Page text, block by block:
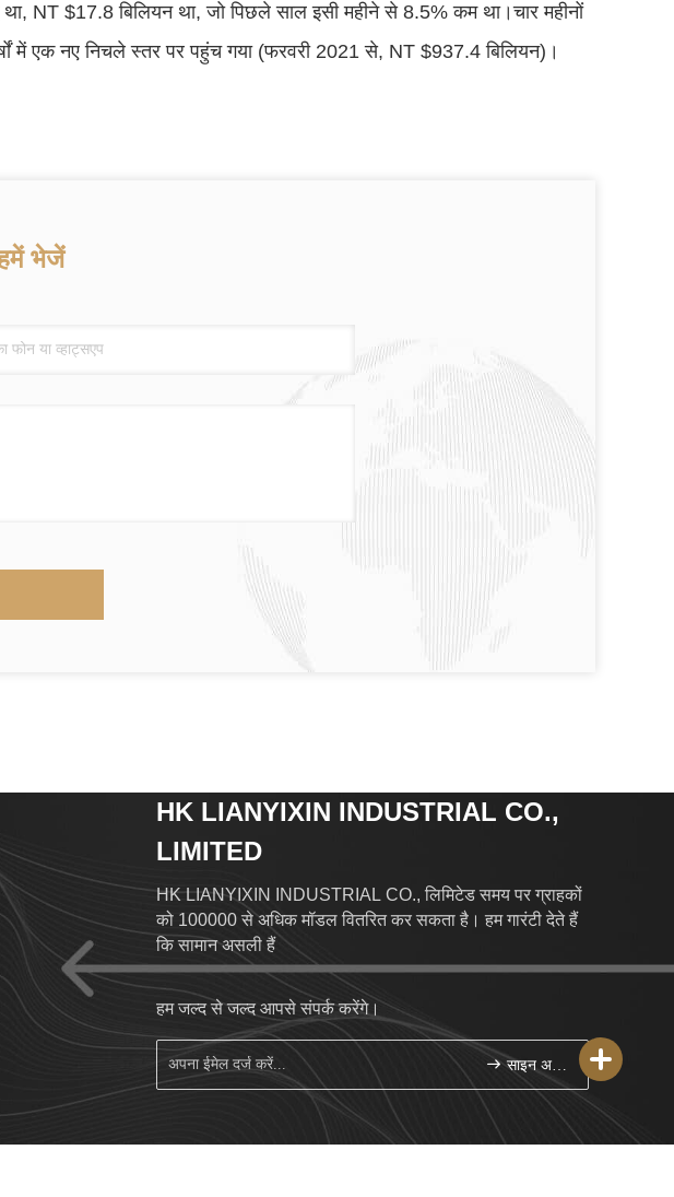
NT $17.8 बिलियन था, जो पिछले साल इसी महीने से 8.5% कम था।चार महीनों
में एक नए निचले स्तर पर पहुंच गया (फरवरी 2021 से, NT $937.4 बिलियन)।
भेजें
HK LIANYIXIN INDUSTRIAL CO.,
LIMITED
HK LIANYIXIN INDUSTRIAL CO., लिमिटेड समय पर ग्राहकों
को 100000 से अधिक मॉडल वितरित कर सकता है। हम गारंटी देते हैं
कि सामान असली हैं
हम जल्द से जल्द आपसे संपर्क करेंगे।
साइन अप करें